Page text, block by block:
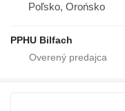
Poľsko, Orońsko
PPHU Bilfach